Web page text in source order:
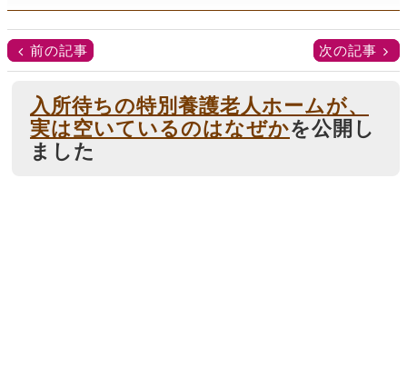
次の記事
前の記事
入所待ちの特別養護老人ホームが、
実は空いているのはなぜかを公開し
ました